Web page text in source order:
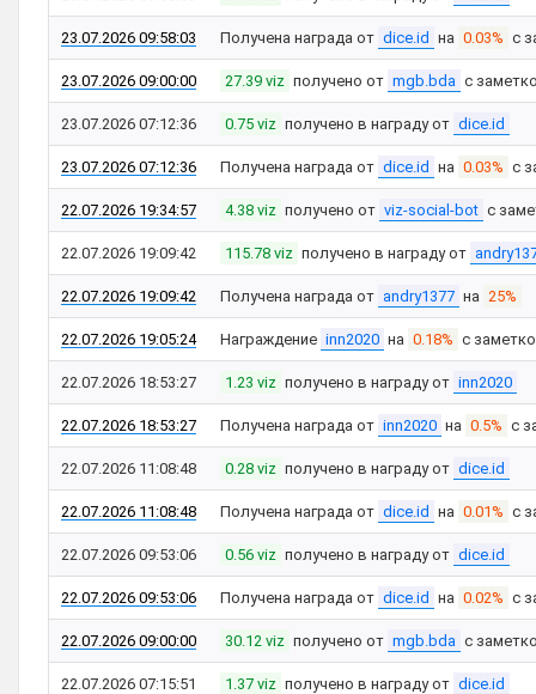
23.07.2026 09:58:03 Получена награда от dice.id на 0.03% с
23.07.2026 09:00:00 27.39 viz получено от mgb.bda с
23.07.2026 07:12:36 0.75 viz получено в награду от dice.id
23.07.2026 07:12:36 Получена награда от dice.id на 0.03% с
22.07.2026 19:34:57 4.38 viz получено от viz-social-bot с
22.07.2026 19:09:42 115.78 viz получено в награду от
22.07.2026 19:09:42 Получена награда от andry1377 на 25%
22.07.2026 19:05:24 Награждение inn2020 на 0.18% с
22.07.2026 18:53:27 1.23 viz получено в награду от inn2020
22.07.2026 18:53:27 Получена награда от inn2020 на 0.5% с
22.07.2026 11:08:48 0.28 viz получено в награду от dice.id
22.07.2026 11:08:48 Получена награда от dice.id на 0.01% с
22.07.2026 09:53:06 0.56 viz получено в награду от dice.id
22.07.2026 09:53:06 Получена награда от dice.id на 0.02% с
22.07.2026 09:00:00 30.12 viz получено от mgb.bda с
22.07.2026 07:15:51 1.37 viz получено в награду от dice.id